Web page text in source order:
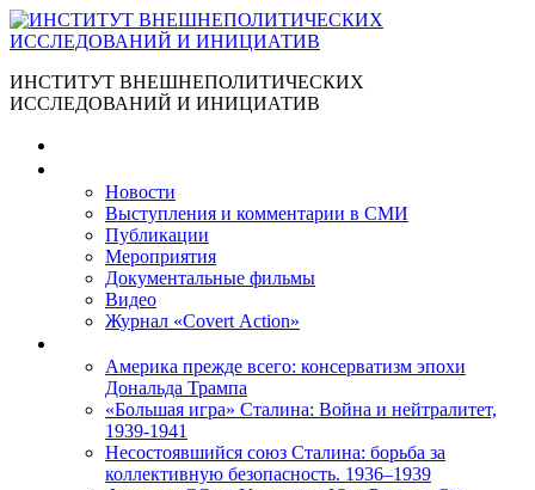
ИНСТИТУТ ВНЕШНЕПОЛИТИЧЕСКИХ
ИССЛЕДОВАНИЙ И ИНИЦИАТИВ
Новости
Выступления и коммента­рии в СМИ
Публикации
Мероприятия
Документальные фильмы
Видео
Журнал «Covert Action»
Америка прежде всего: консерватизм эпохи
Дональда Трампа
«Большая игра» Сталина: Война и нейтралитет,
1939-1941
Несостоявшийся союз Сталина: борьба за
коллективную безопасность. 1936–1939